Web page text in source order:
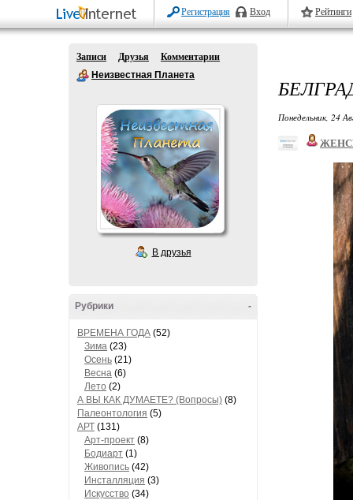
Регистрация Вход Рейтинги
Записи Друзья
Комментарии
Неизвестная Планета
В друзья
-
Рубрики
ВРЕМЕНА ГОДА (52)
Зима (23)
Осень (21)
Весна (6)
Лето (2)
А ВЫ КАК ДУМАЕТЕ? (Вопросы) (8)
Палеонтология (5)
АРТ (131)
Арт-проект (8)
Бодиарт (1)
Живопись (42)
Инсталляция (3)
Искусство (34)
Понедельник, 24